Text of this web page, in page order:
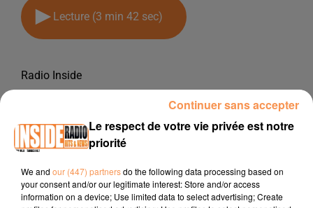
Lecture (3 min 42 sec)
Radio Inside
INTERVIEW DE MONSIEUR ESPESO "ENSEMBLE SCOLAIRE
IMMACULÉE CONCEPTION" À PAU, SUR RADIO INSIDE
Site internet :www.immac-pau.com
Le respect de votre vie privée est notre
priorité
We and our (447) partnersdo the following data processing based on
your consent and/or our legitimate interest: Store and/or access
information on a device; Use limited data to select advertising; Create
Continuer sans accepter